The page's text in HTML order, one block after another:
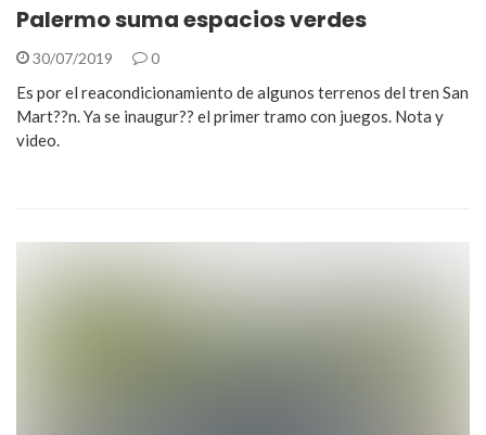
Palermo suma espacios verdes
30/07/2019 0
Es por el reacondicionamiento de algunos terrenos del tren San
Mart??n. Ya se inaugur?? el primer tramo con juegos. Nota y
video.